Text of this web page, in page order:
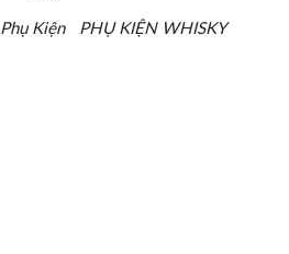
Phụ Kiện PHỤ KIỆN WHISKY